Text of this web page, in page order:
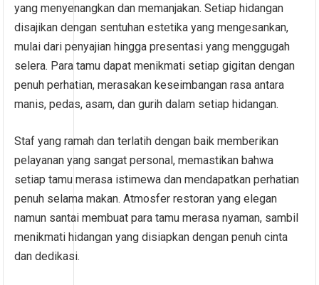
yang menyenangkan dan memanjakan. Setiap hidangan
disajikan dengan sentuhan estetika yang mengesankan,
mulai dari penyajian hingga presentasi yang menggugah
selera. Para tamu dapat menikmati setiap gigitan dengan
penuh perhatian, merasakan keseimbangan rasa antara
manis, pedas, asam, dan gurih dalam setiap hidangan.
Staf yang ramah dan terlatih dengan baik memberikan
pelayanan yang sangat personal, memastikan bahwa
setiap tamu merasa istimewa dan mendapatkan perhatian
penuh selama makan. Atmosfer restoran yang elegan
namun santai membuat para tamu merasa nyaman, sambil
menikmati hidangan yang disiapkan dengan penuh cinta
dan dedikasi.